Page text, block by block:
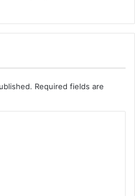
Required fields are